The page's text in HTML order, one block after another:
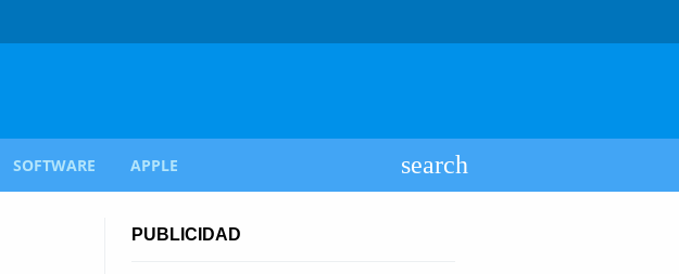
SOFTWARE APPLE
PUBLICIDAD